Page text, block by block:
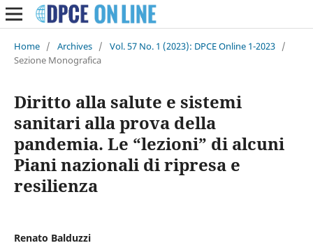
Home / Archives / Vol. 57 No. 1 (2023): DPCE Online 1-2023 /
Sezione Monografica
Diritto alla salute e sistemi
sanitari alla prova della
pandemia. Le “lezioni” di alcuni
Piani nazionali di ripresa e
resilienza
Renato Balduzzi